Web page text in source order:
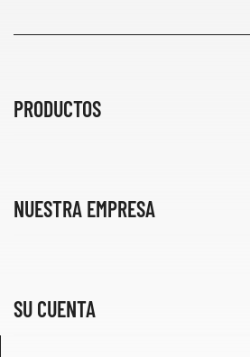
PRODUCTOS
NUESTRA EMPRESA
SU CUENTA